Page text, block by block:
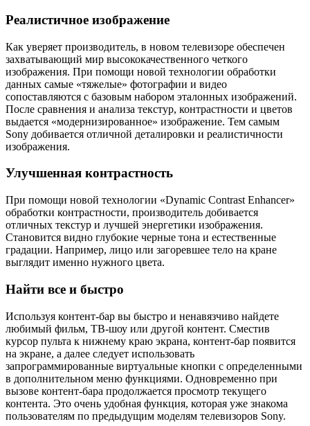
Реалистичное изображение
Как уверяет производитель, в новом телевизоре обеспечен
захватывающий мир высококачественного четкого
изображения. При помощи новой технологии обработки
данных самые «тяжелые» фотографии и видео
сопоставляются с базовым набором эталонных изображений.
После сравнения и анализа текстур, контрастности и цветов
выдается «модернизированное» изображение. Тем самым
Sony добивается отличной деталировки и реалистичности
изображения.
Улучшенная контрастность
При помощи новой технологии «Dynamic Contrast Enhancer»
обработки контрастности, производитель добивается
отличных текстур и лучшей энергетики изображения.
Становится видно глубокие черные тона и естественные
градации. Например, лицо или загоревшее тело на кране
выглядит именно нужного цвета.
Найти все и быстро
Используя контент-бар вы быстро и ненавязчиво найдете
любимый фильм, ТВ-шоу или другой контент. Сместив
курсор пульта к нижнему краю экрана, контент-бар появится
на экране, а далее следует использовать
запрограммированные виртуальные кнопки с определенными
в дополнительном меню функциями. Одновременно при
вызове контент-бара продолжается просмотр текущего
контента. Это очень удобная функция, которая уже знакома
пользователям по предыдущим моделям телевизоров Sony.